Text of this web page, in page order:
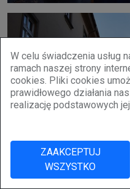
W celu świadczenia usług
ramach naszej strony
cookies. Pliki cookies
prawidłowego działania
realizację podstawowych
ZAAKCEPTUJ
WSZYSTKO